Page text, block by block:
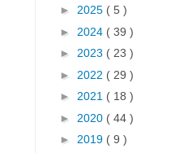
► 2025 ( 5 )
► 2024 ( 39 )
► 2023 ( 23 )
► 2022 ( 29 )
► 2021 ( 18 )
► 2020 ( 44 )
► 2019 ( 9 )